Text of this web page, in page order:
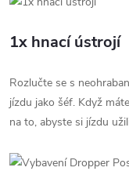
1x hnací ústrojí
Rozlučte se s
jízdu jako šéf. Když
na to, abyste si jízdu